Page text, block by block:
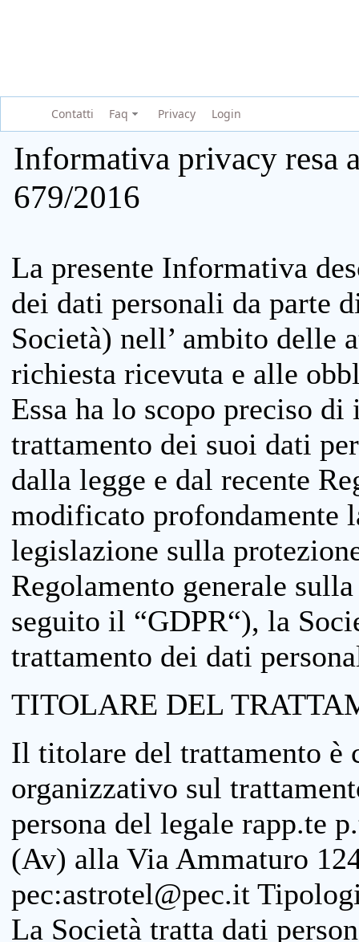
Contatti Faq Privacy Login
Informativa privacy resa
679/2016
La presente Informativa
dei dati personali da parte
Società) nell’ ambito delle
richiesta ricevuta e alle
Essa ha lo scopo preciso
trattamento dei suoi dati
dalla legge e dal recente
modificato profondamente
legislazione sulla
Regolamento generale
seguito il “GDPR“), la
trattamento dei dati
TITOLARE DEL
Il titolare del trattamento è
organizzativo sul
persona del legale rapp.te
(Av) alla Via Ammaturo
pec:astrotel@pec.it
La Società tratta dati